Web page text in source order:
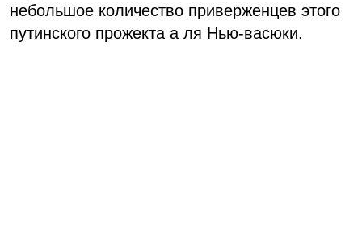
небольшое количество приверженцев этого
путинского прожекта а ля Нью-васюки.